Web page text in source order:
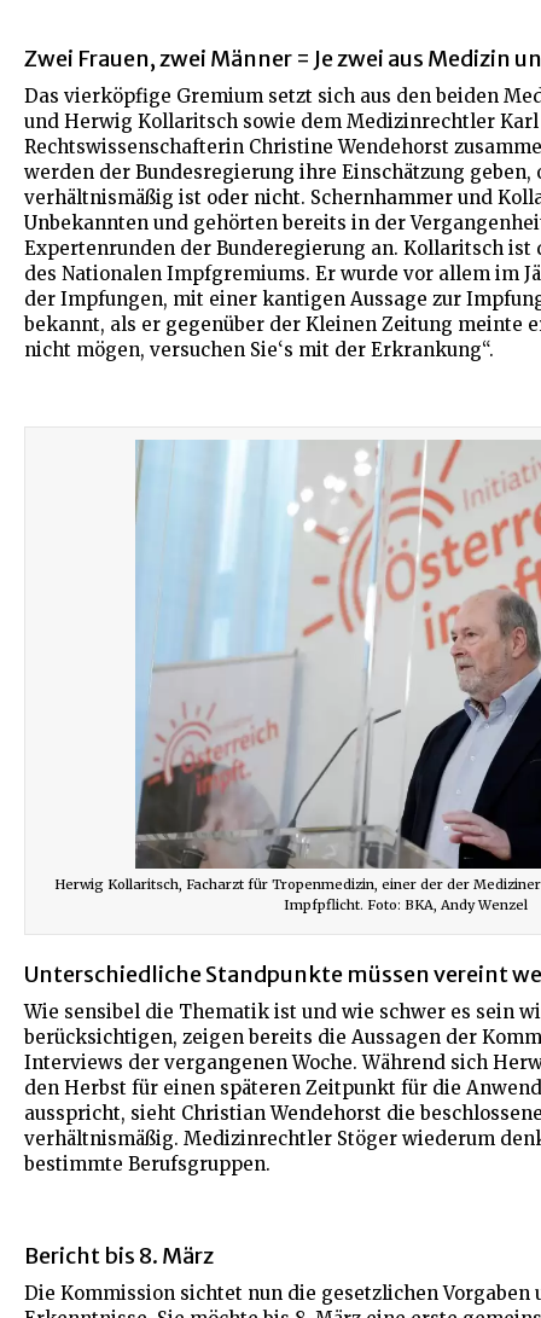
Zwei Frauen, zwei Männer = Je zwei aus Medizin
Das vierköpfige Gremium setzt sich aus den beiden
und Herwig Kollaritsch sowie dem Medizinrechtler
Rechtswissenschafterin Christine Wendehorst
werden der Bundesregierung ihre Einschätzung
verhältnismäßig ist oder nicht. Schernhammer und
Unbekannten und gehörten bereits in der
Expertenrunden der Bunderegierung an. Kollaritsch ist
des Nationalen Impfgremiums. Er wurde vor allem im
der Impfungen, mit einer kantigen Aussage zur
bekannt, als er gegenüber der Kleinen Zeitung meinte
nicht mögen, versuchen Sie‘s mit der Erkrankung“.
Herwig Kollaritsch, Facharzt für Tropenmedizin, einer der der
Impfpflicht. Foto: BKA, Andy Wenzel
Unterschiedliche Standpunkte müssen vereint
Wie sensibel die Thematik ist und wie schwer es sein
berücksichtigen, zeigen bereits die Aussagen der
Interviews der vergangenen Woche. Während sich
den Herbst für einen späteren Zeitpunkt für die
ausspricht, sieht Christian Wendehorst die
verhältnismäßig. Medizinrechtler Stöger wiederum
bestimmte Berufsgruppen.
Bericht bis 8. März
Die Kommission sichtet nun die gesetzlichen Vorgaben